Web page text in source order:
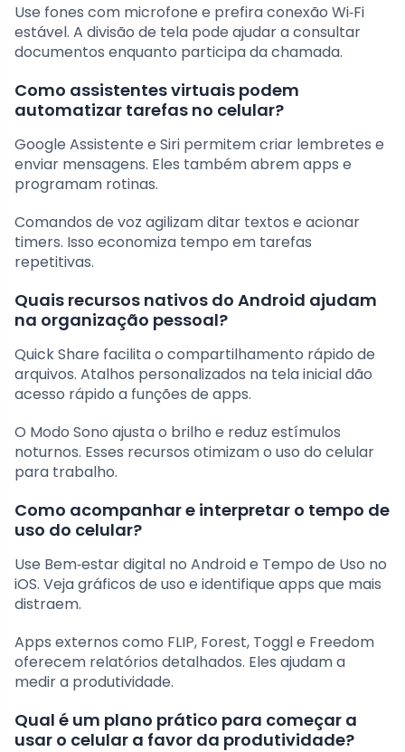
Use fones com microfone e prefira conexão Wi‑Fi
estável. A divisão de tela pode ajudar a consultar
documentos enquanto participa da chamada.
Como assistentes virtuais podem
automatizar tarefas no celular?
Google Assistente e Siri permitem criar lembretes e
enviar mensagens. Eles também abrem apps e
programam rotinas.
Comandos de voz agilizam ditar textos e acionar
timers. Isso economiza tempo em tarefas
repetitivas.
Quais recursos nativos do Android ajudam
na organização pessoal?
Quick Share facilita o compartilhamento rápido de
arquivos. Atalhos personalizados na tela inicial dão
acesso rápido a funções de apps.
O Modo Sono ajusta o brilho e reduz estímulos
noturnos. Esses recursos otimizam o uso do celular
para trabalho.
Como acompanhar e interpretar o tempo de
uso do celular?
Use Bem‑estar digital no Android e Tempo de Uso no
iOS. Veja gráficos de uso e identifique apps que mais
distraem.
Apps externos como FLIP, Forest, Toggl e Freedom
oferecem relatórios detalhados. Eles ajudam a
medir a produtividade.
Qual é um plano prático para começar a
usar o celular a favor da produtividade?